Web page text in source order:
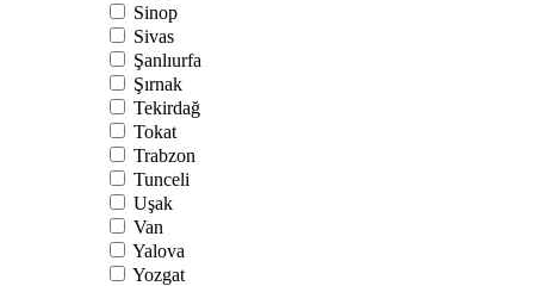
Sinop
Sivas
Şanlıurfa
Şırnak
Tekirdağ
Tokat
Trabzon
Tunceli
Uşak
Van
Yalova
Yozgat